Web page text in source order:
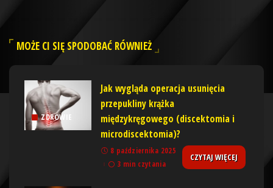
MOŻE CI SIĘ SPODOBAĆ RÓWNIEŻ
ZDROWIE
Jak wygląda operacja usunięcia
przepukliny krążka
międzykręgowego (discektomia i
microdiscektomia)?
8 października 2025
3 min czytania
CZYTAJ WIĘCEJ